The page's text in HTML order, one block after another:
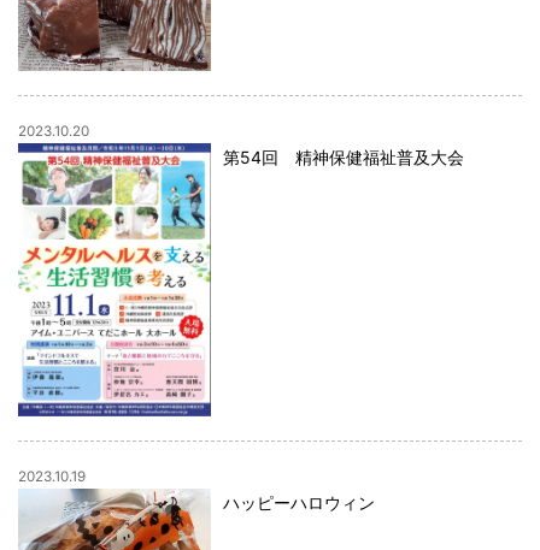
2023.10.20
第54回 精神保健福祉普及大会
2023.10.19
ハッピーハロウィン